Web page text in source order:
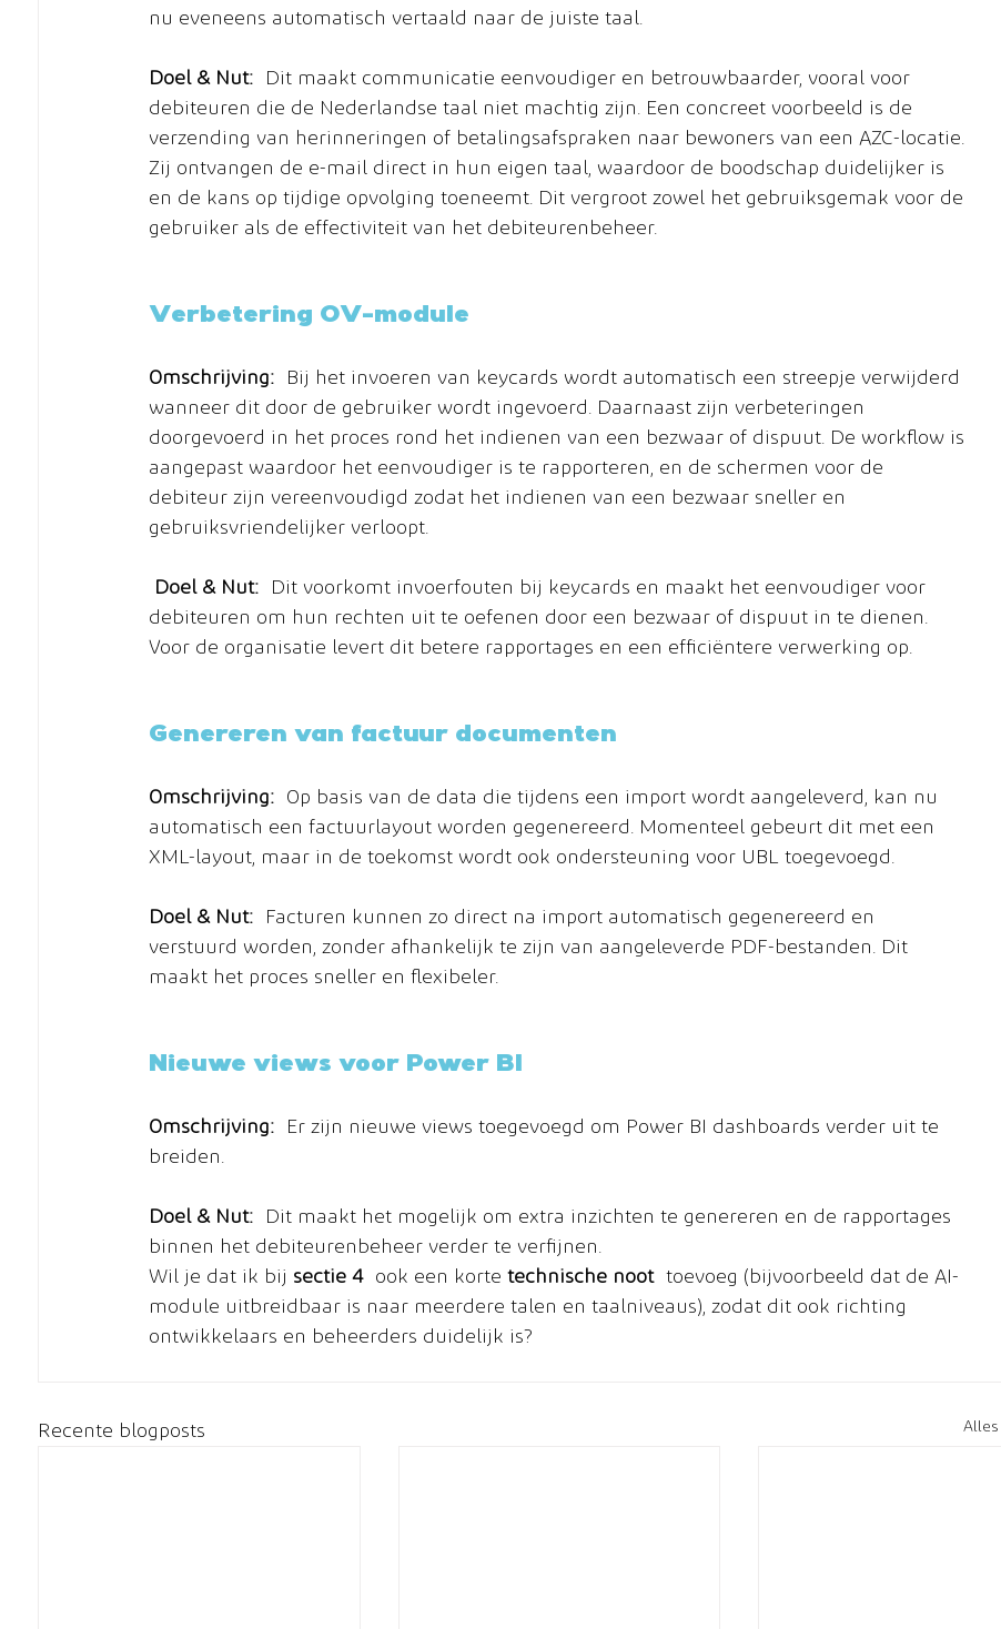
nu eveneens automatisch vertaald naar de juiste taal.
Doel & Nut: Dit maakt communicatie eenvoudiger en betrouwbaarder, vooral voor
debiteuren die de Nederlandse taal niet machtig zijn. Een concreet voorbeeld is de
verzending van herinneringen of betalingsafspraken naar bewoners van een AZC-locatie.
Zij ontvangen de e-mail direct in hun eigen taal, waardoor de boodschap duidelijker is
en de kans op tijdige opvolging toeneemt. Dit vergroot zowel het gebruiksgemak voor de
gebruiker als de effectiviteit van het debiteurenbeheer.
Verbetering OV-module
Omschrijving: Bij het invoeren van keycards wordt automatisch een streepje verwijderd
wanneer dit door de gebruiker wordt ingevoerd. Daarnaast zijn verbeteringen
doorgevoerd in het proces rond het indienen van een bezwaar of dispuut. De workflow is
aangepast waardoor het eenvoudiger is te rapporteren, en de schermen voor de
debiteur zijn vereenvoudigd zodat het indienen van een bezwaar sneller en
gebruiksvriendelijker verloopt.
Doel & Nut: Dit voorkomt invoerfouten bij keycards en maakt het eenvoudiger voor
debiteuren om hun rechten uit te oefenen door een bezwaar of dispuut in te dienen.
Voor de organisatie levert dit betere rapportages en een efficiëntere verwerking op.
Genereren van factuur documenten
Omschrijving: Op basis van de data die tijdens een import wordt aangeleverd, kan nu
automatisch een factuurlayout worden gegenereerd. Momenteel gebeurt dit met een
XML-layout, maar in de toekomst wordt ook ondersteuning voor UBL toegevoegd.
Doel & Nut: Facturen kunnen zo direct na import automatisch gegenereerd en
verstuurd worden, zonder afhankelijk te zijn van aangeleverde PDF-bestanden. Dit
maakt het proces sneller en flexibeler.
Nieuwe views voor Power BI
Omschrijving: Er zijn nieuwe views toegevoegd om Power BI dashboards verder uit te
breiden.
Doel & Nut: Dit maakt het mogelijk om extra inzichten te genereren en de rapportages
binnen het debiteurenbeheer verder te verfijnen.
Wil je dat ik bij sectie 4 ook een korte technische noot toevoeg (bijvoorbeeld dat de AI-
module uitbreidbaar is naar meerdere talen en taalniveaus), zodat dit ook richting
ontwikkelaars en beheerders duidelijk is?
Recente blogposts Alles